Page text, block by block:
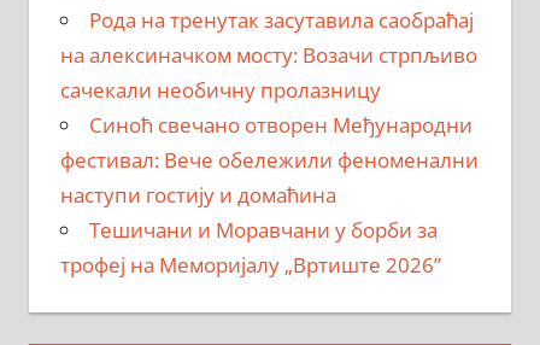
Рода на тренутак засутавила саобраћај
на алексиначком мосту: Возачи стрпљиво
сачекали необичну пролазницу
Синоћ свечано отворен Међународни
фестивал: Вече обележили феноменални
наступи гостију и домаћина
Тешичани и Моравчани у борби за
трофеј на Меморијалу „Вртиште 2026”